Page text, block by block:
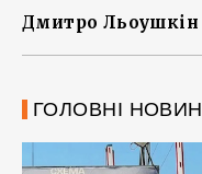
Дмитро Льоушкін
ГОЛОВНІ